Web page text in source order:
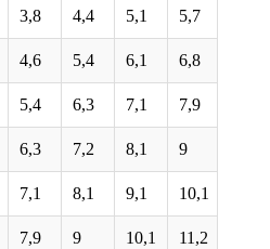
3,8 4,4 5,1 5,7
4,6 5,4 6,1 6,8
5,4 6,3 7,1 7,9
6,3 7,2 8,1 9
7,1 8,1 9,1 10,1
7,9 9 10,1 11,2